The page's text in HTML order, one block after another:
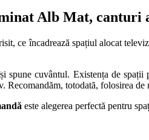
Alb Mat, canturi
ce încadrează spațiul alocat
cuvântul. Existența de
Recomandăm, totodată, folosirea
este alegerea perfectă pentru